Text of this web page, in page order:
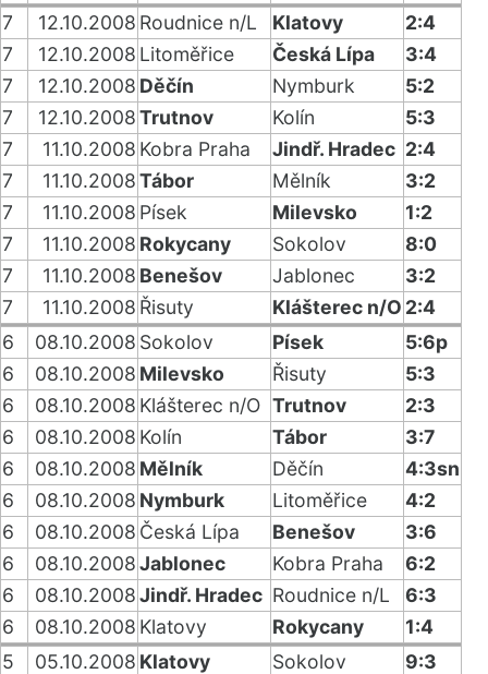
7
12.10.2008 Roudnice n/L Klatovy
2:4
7
12.10.2008 Litoměřice Česká Lípa
3:4
7
12.10.2008 Děčín Nymburk
5:2
7
12.10.2008Trutnov Kolín
5:3
7
11.10.2008 Kobra Praha Jindř. Hradec 2:4
7
11.10.2008Tábor Mělník
3:2
7
11.10.2008 Písek Milevsko
1:2
7
11.10.2008 Rokycany Sokolov
8:0
7
11.10.2008 Benešov Jablonec
3:2
7
11.10.2008 Řisuty Klášterec n/O 2:4
6
08.10.2008 Sokolov Písek
5:6p
6
08.10.2008 Milevsko Řisuty
5:3
6
08.10.2008 Klášterec n/O Trutnov
2:3
6
08.10.2008 Kolín Tábor
3:7
6
08.10.2008 Mělník Děčín
4:3sn
6
08.10.2008 Nymburk Litoměřice
4:2
6
08.10.2008 Česká Lípa Benešov
3:6
6
08.10.2008Jablonec Kobra Praha
6:2
6
08.10.2008Jindř. Hradec Roudnice n/L
6:3
6
08.10.2008 Klatovy Rokycany
1:4
5
05.10.2008 Klatovy Sokolov
9:3